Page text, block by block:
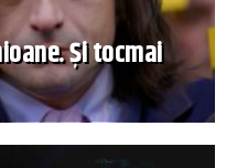
Și tocmai